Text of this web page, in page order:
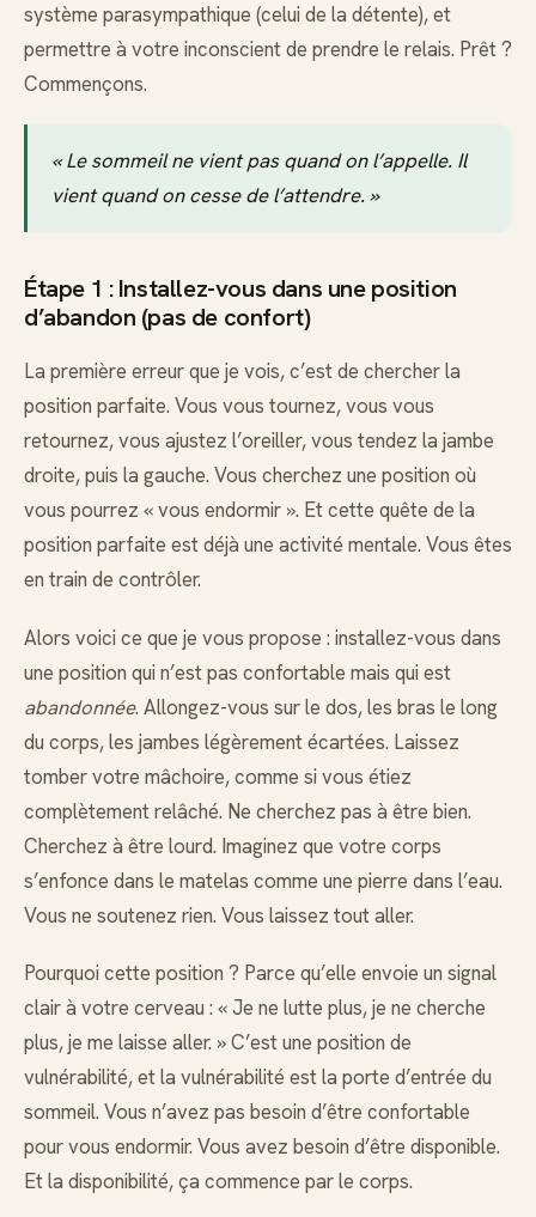
système parasympathique (celui de la détente), et
permettre à votre inconscient de prendre le relais. Prêt ?
Commençons.
« Le sommeil ne vient pas quand on l’appelle. Il
vient quand on cesse de l’attendre. »
Étape 1 : Installez-vous dans une position
d’abandon (pas de confort)
La première erreur que je vois, c’est de chercher la
position parfaite. Vous vous tournez, vous vous
retournez, vous ajustez l’oreiller, vous tendez la jambe
droite, puis la gauche. Vous cherchez une position où
vous pourrez « vous endormir ». Et cette quête de la
position parfaite est déjà une activité mentale. Vous êtes
en train de contrôler.
Alors voici ce que je vous propose : installez-vous dans
une position qui n’est pas confortable mais qui est
abandonnée. Allongez-vous sur le dos, les bras le long
du corps, les jambes légèrement écartées. Laissez
tomber votre mâchoire, comme si vous étiez
complètement relâché. Ne cherchez pas à être bien.
Cherchez à être lourd. Imaginez que votre corps
s’enfonce dans le matelas comme une pierre dans l’eau.
Vous ne soutenez rien. Vous laissez tout aller.
Pourquoi cette position ? Parce qu’elle envoie un signal
clair à votre cerveau : « Je ne lutte plus, je ne cherche
plus, je me laisse aller. » C’est une position de
vulnérabilité, et la vulnérabilité est la porte d’entrée du
sommeil. Vous n’avez pas besoin d’être confortable
pour vous endormir. Vous avez besoin d’être disponible.
Et la disponibilité, ça commence par le corps.